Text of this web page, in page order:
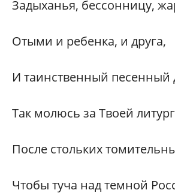
Задыханья, бессонницу,
Отыми и ребенка, и друга,
И таинственный
Так молюсь за Твоей
После стольких
Чтобы туча над темной